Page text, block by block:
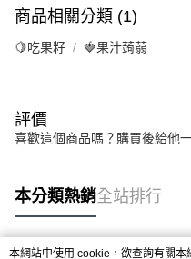
商品相關分類 (1)
🍋吃果籽 🍓果汁蒟蒻
評價
喜歡這個商品嗎？購買後給他
本分類熱銷全站排行
本網站中使用 cookie，欲查詢有關